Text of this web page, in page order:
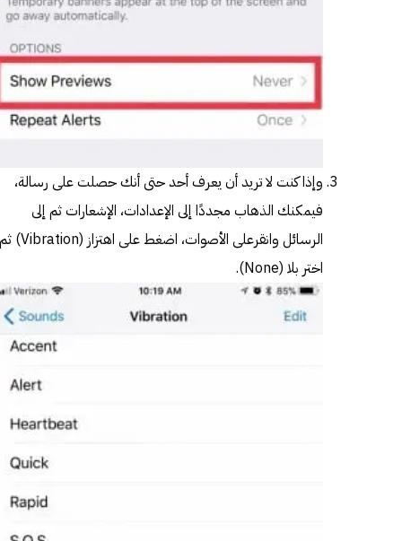
وإذا كنت لا تريد أن يعرف أحد حتى أنك حصلت على رسالة،
فيمكنك الذهاب مجددًا إلى الإعدادات، الإشعارات ثم إلى
الرسائل وانقرعلى الأصوات، اضغط على اهتزاز (Vibration) ثم
اختر بلا (None).